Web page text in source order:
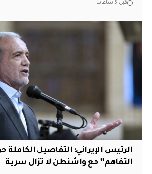
قبل 5 ساعات
الرئيس الإيراني: التفاصيل الكاملة
التفاهم” مع واشنطن لا تزال سرية